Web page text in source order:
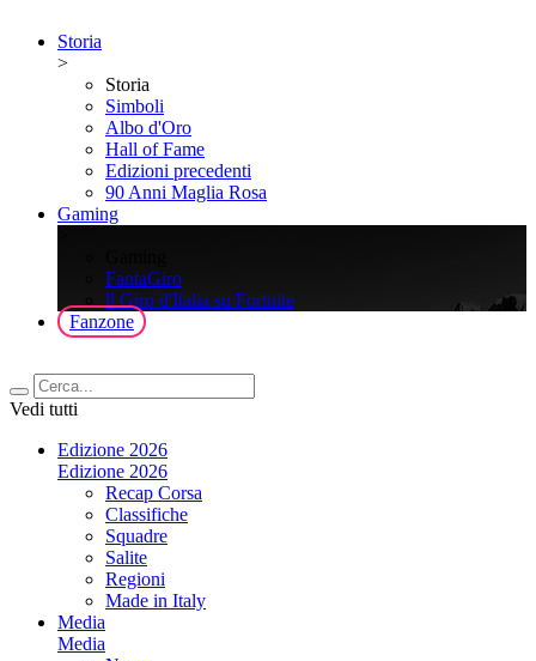
Storia
>
Storia
Simboli
Albo d'Oro
Hall of Fame
Edizioni precedenti
90 Anni Maglia Rosa
Gaming
FantaGiro
ll Giro d'Italia su Fortnite
Fanzone
Vedi tutti
Edizione 2026
Edizione 2026
Recap Corsa
Classifiche
Squadre
Salite
Regioni
Made in Italy
Media
Media